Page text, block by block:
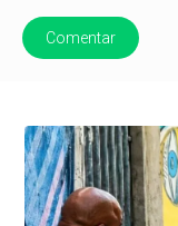
Comentar